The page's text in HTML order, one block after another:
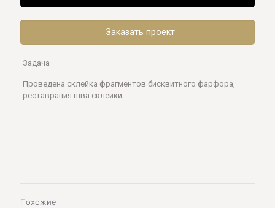
Заказать проект
Задача
Проведена склейка фрагментов бисквитного фарфора,
реставрация шва склейки.
Похожие